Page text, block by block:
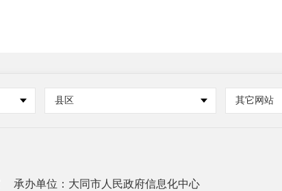
县区 其它网站
承办单位：大同市人民政府信息化中心